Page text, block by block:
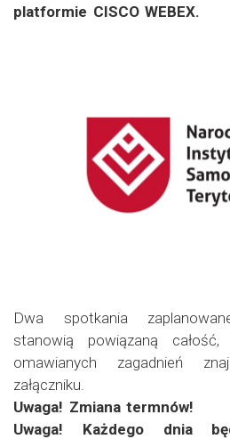
platformie CISCO WEBEX.
Dwa spotkania
stanowią powiązaną
omawianych zagadnień
załączniku.
Uwaga! Zmiana termnów!
Uwaga! Każdego dnia